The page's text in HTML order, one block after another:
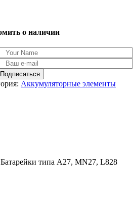
о наличии
Аккумуляторные элементы
типа A27, MN27, L828